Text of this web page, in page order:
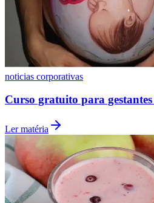
Fluminense
noticias corporativas
Curso gratuito para
Ler matéria